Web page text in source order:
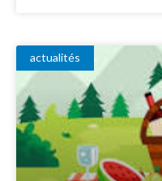
actualités